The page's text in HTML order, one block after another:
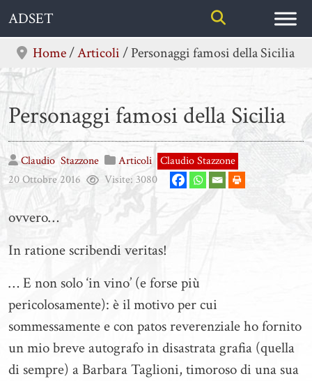
Skip
content
ADSET
Home/Articoli/Personaggi famosi della Sicilia
Personaggi famosi della Sicilia
Claudio Stazzone Articoli Claudio Stazzone
20 Ottobre 2016
Visite: 3080
ovvero…
In ratione scribendi veritas!
… E non solo ‘in vino’ (e forse più
pericolosamente): è il motivo per cui
sommessamente e con patos reverenziale ho fornito
un mio breve autografo in disastrata grafia (quella
di sempre) a Barbara Taglioni, timoroso di una sua